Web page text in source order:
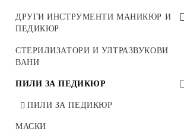
IBDI NAILS
СТИКЕРИ ЗИМА
СТИКЕРИ ПРОЛЕТ/ ЛЯТО
СТИКЕРИ ЕСЕН
3D СТИКЕРИ
ДРУГИ ИНСТРУМЕНТИ МАНИКЮР И
ПЕДИКЮР
ДРУГИ ИНСТРУМЕНТИ МАНИКЮР
И ПЕДИКЮР
СТЕРИЛИЗАТОРИ И УЛТРАЗВУКОВИ
ВАНИ
ПИЛИ ЗА ПЕДИКЮР
ПИЛИ ЗА ПЕДИКЮР
МАСКИ